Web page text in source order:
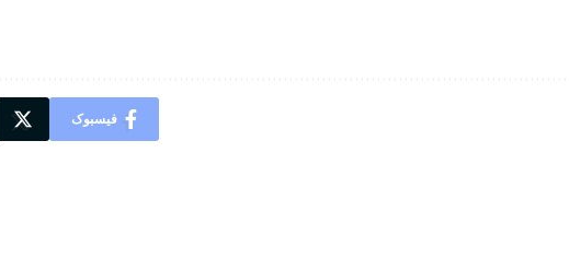
فیسبوک